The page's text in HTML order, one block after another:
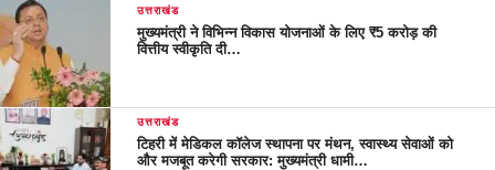
उत्तराखंड
मुख्यमंत्री ने विभिन्न विकास योजनाओं के लिए ₹5 करोड़ की
वित्तीय स्वीकृति दी…
उत्तराखंड
टिहरी में मेडिकल कॉलेज स्थापना पर मंथन, स्वास्थ्य सेवाओं को
और मजबूत करेगी सरकार: मुख्यमंत्री धामी…